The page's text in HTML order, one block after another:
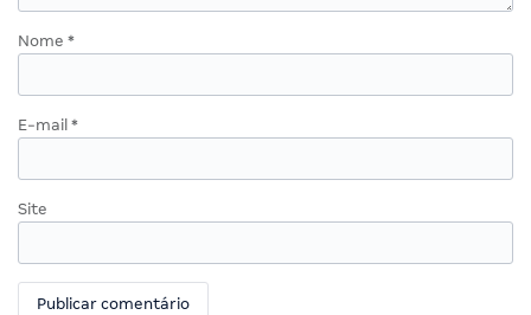
Nome *
E-mail *
Site